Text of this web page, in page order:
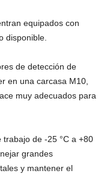
equipados con
disponible.
de detección de
en una carcasa M10,
muy adecuados para
de -25 °C a +80
grandes
y mantener el